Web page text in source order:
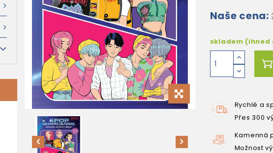
Naše cena:
skladem (ihned
Rychlé a
Přes 300
Kamenná
Možnost